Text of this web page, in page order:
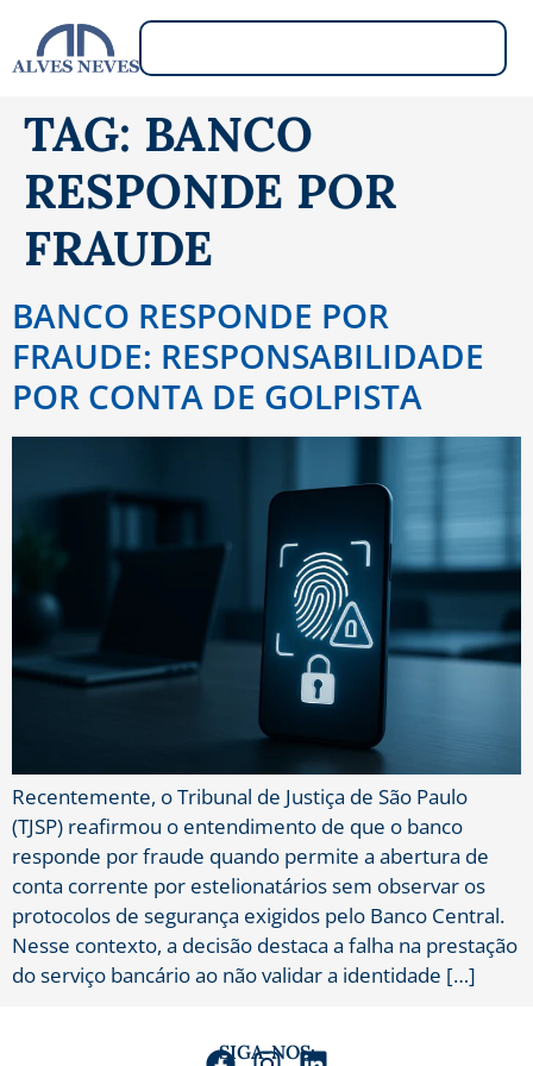
TAG: BANCO
RESPONDE POR
FRAUDE
BANCO RESPONDE POR
FRAUDE: RESPONSABILIDADE
POR CONTA DE GOLPISTA
Recentemente, o Tribunal de Justiça de São Paulo
(TJSP) reafirmou o entendimento de que o banco
responde por fraude quando permite a abertura de
conta corrente por estelionatários sem observar os
protocolos de segurança exigidos pelo Banco Central.
Nesse contexto, a decisão destaca a falha na prestação
do serviço bancário ao não validar a identidade […]
SIGA-NOS: